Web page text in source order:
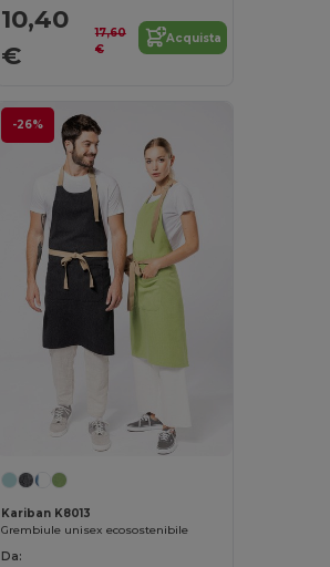
10,40
€
17,60
€
Acquista
-26%
Kariban K8013
Grembiule unisex ecosostenibile
Da: